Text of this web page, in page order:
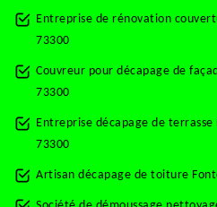
Entreprise de rénovation
73300
Couvreur pour décapage de
73300
Entreprise décapage de terrasse
73300
Artisan décapage de toiture